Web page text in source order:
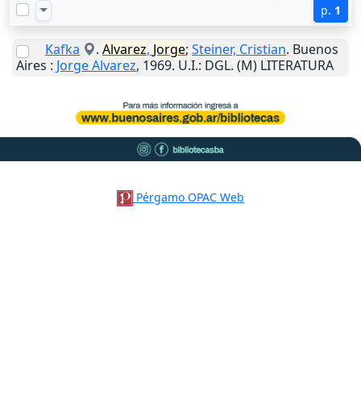
p. 1
Kafka . Alvarez, Jorge; Steiner, Cristian. Buenos
Aires : Jorge Alvarez, 1969. U.I.: DGL. (M) LITERATURA
Pérgamo OPAC Web